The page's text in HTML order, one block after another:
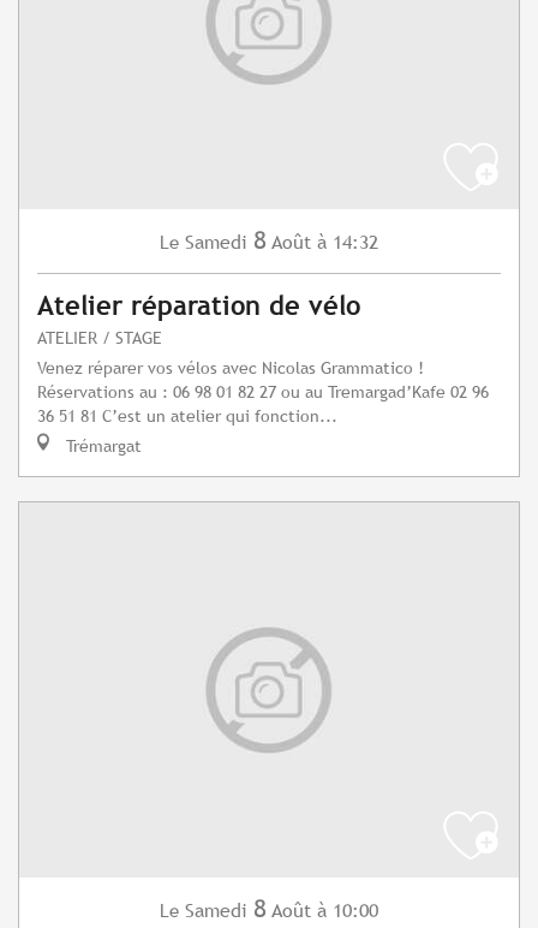
Le Samedi 8 Août à 14:32
Atelier réparation de vélo
ATELIER / STAGE
Venez réparer vos vélos avec Nicolas Grammatico !
Réservations au : 06 98 01 82 27 ou au Tremargad’Kafe 02 96
36 51 81 C’est un atelier qui fonction...
Trémargat
Le Samedi 8 Août à 10:00